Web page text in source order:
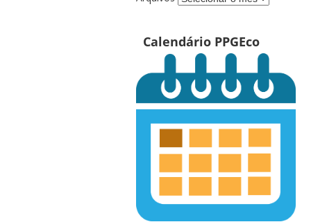
Calendário PPGEco